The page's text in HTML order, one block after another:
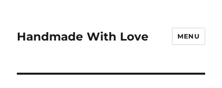
Handmade With Love MENU